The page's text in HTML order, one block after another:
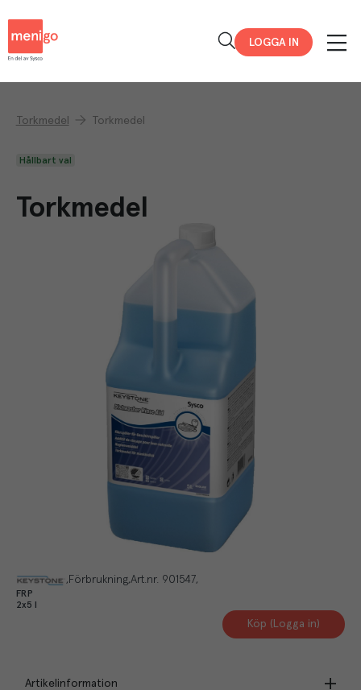
LOGGA IN
Torkmedel Torkmedel
Hållbart val
Torkmedel
Förbrukning Art.nr. 901547
FRP
2x5 l
Köp (Logga in)
Artikelinformation